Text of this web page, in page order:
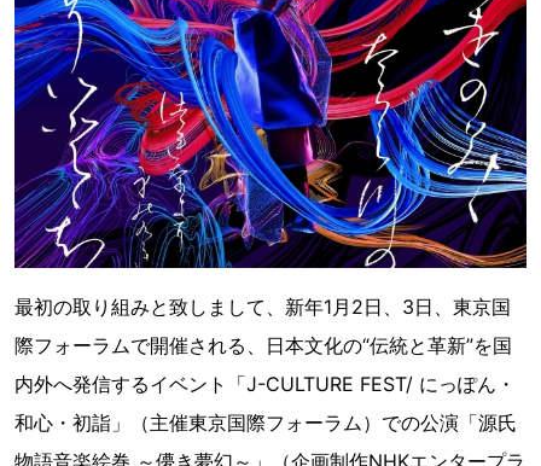
最初の取り組みと致しまして、新年1月2日、3日、東京国
際フォーラムで開催される、日本文化の“伝統と革新”を国
内外へ発信するイベント「J-CULTURE FEST/ にっぽん・
和心・初詣」（主催東京国際フォーラム）での公演「源氏